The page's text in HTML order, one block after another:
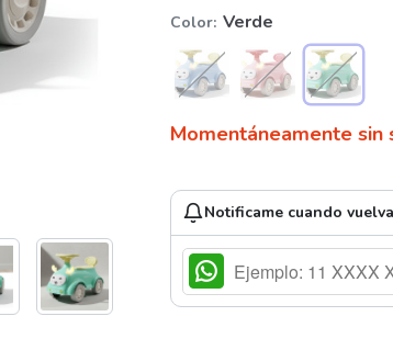
Color Verde
Momentáneamente sin
Notificame cuando